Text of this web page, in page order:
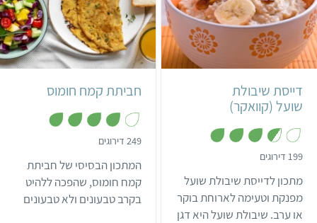
קל 15 דקות
2 מנות
דייסת שיבולת
שועל (קוואקר)
199 דירוגים
6
מ
ת
ו
מתכון לדייסת שיבולת שועל
מפנקת וטעימה לארוחת בוקר
או ערב. שיבולת שועל היא דגן
קל 15 דקות
2 מנות
חביתת קמח חומוס
249 דירוגים
9
מ
ת
ו
המתכון הבסיסי של חביתת
קמח חומוס, שהפכה ללהיט
בקרב טבעונים ולא טבעונים